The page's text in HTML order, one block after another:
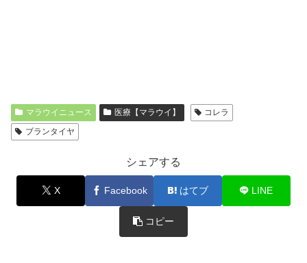
マラウイニュース 医療【マラウイ】
コレラ
ブランタイヤ
シェアする
X Facebook はてブ LINE
コピー